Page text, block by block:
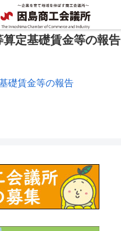
定基礎賃金等の報告
礎賃金等の報告